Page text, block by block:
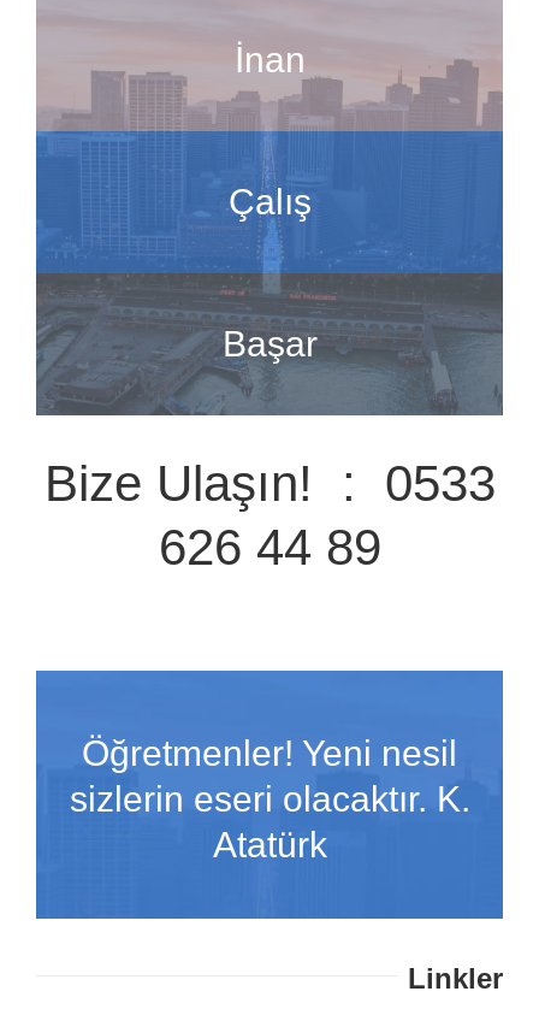
İnan
Çalış
Başar
Bize Ulaşın! : 0533
626 44 89
Öğretmenler! Yeni nesil
sizlerin eseri olacaktır. K.
Atatürk
Linkler